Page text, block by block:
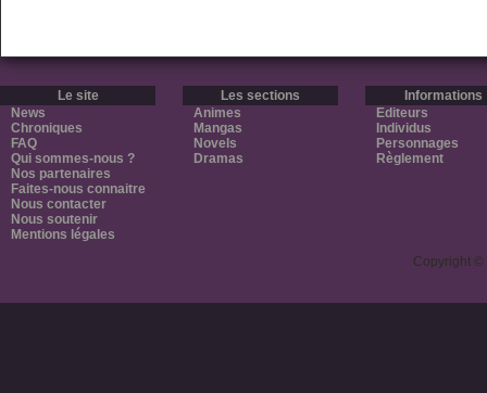
Le site
News
Chroniques
FAQ
Qui sommes-nous ?
Nos partenaires
Faites-nous connaitre
Nous contacter
Nous soutenir
Mentions légales
Les sections
Animes
Mangas
Novels
Dramas
Informations
Editeurs
Individus
Personnages
Règlement
Copyright ©